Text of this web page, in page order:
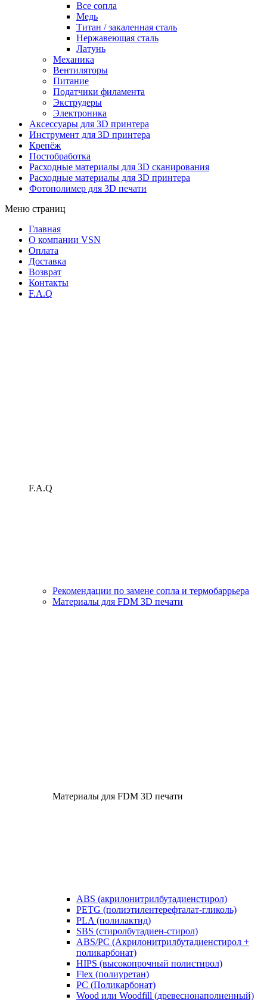
Все сопла
Медь
Титан / закаленная сталь
Нержавеющая сталь
Латунь
Механика
Вентиляторы
Питание
Податчики филамента
Экструдеры
Электроника
Аксессуары для 3D принтера
Инструмент для 3D принтера
Крепёж
Постобработка
Расходные материалы для 3D сканирования
Расходные материалы для 3D принтера
Фотополимер для 3D печати
Меню страниц
Главная
О компании VSN
Оплата
Доставка
Возврат
Контакты
F.A.Q
F.A.Q
Рекомендации по замене сопла и термобаррьера
Материалы для FDM 3D печати
Материалы для FDM 3D печати
ABS (акрилонитрилбутадиенстирол)
PETG (полиэтилентерефталат-гликоль)
PLA (полилактид)
SBS (стиролбутадиен-стирол)
ABS/PC (Акрилонитрилбутадиенстирол +
поликарбонат)
HIPS (высокопрочный полистирол)
Flex (полиуретан)
​PC (Поликарбонат)
​Wood или Woodfill (древеснонаполненный)